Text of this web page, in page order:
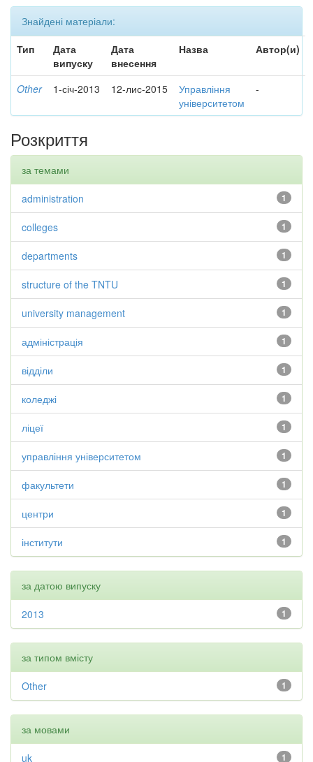
Знайдені матеріали:
Тип
Дата
випуску
Дата
внесення
Назва Автор(и)
Other 1-січ-2013 12-лис-2015
Управління
університетом
-
Розкриття
за темами
1
administration
1
colleges
1
departments
1
structure of the TNTU
1
university management
1
адміністрація
1
відділи
1
коледжі
1
ліцеї
1
управління університетом
1
факультети
1
центри
1
інститути
за датою випуску
1
2013
за типом вмісту
1
Other
за мовами
1
uk